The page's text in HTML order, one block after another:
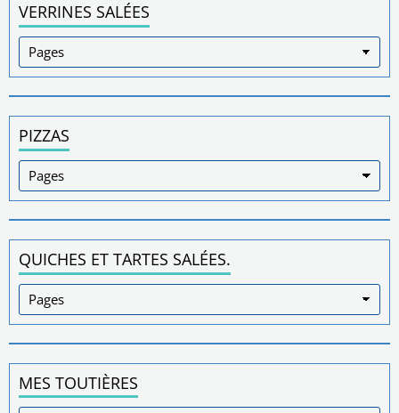
VERRINES SALÉES
PIZZAS
QUICHES ET TARTES SALÉES.
MES TOUTIÈRES